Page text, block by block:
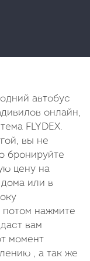
автобус
онлайн,
FLYDEX.
вы не
бронируйте
цену на
или в
потом нажмите
вам
момент
, а так же